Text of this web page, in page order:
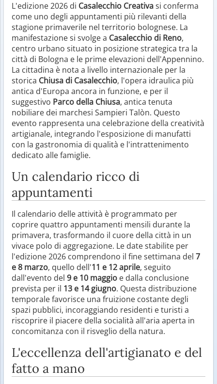
L'edizione 2026 di Casalecchio Creativasi conferma
come uno degli appuntamenti più rilevanti della
stagione primaverile nel territorio bolognese. La
manifestazione si svolge a Casalecchio di Reno,
centro urbano situato in posizione strategica tra la
città di Bologna e le prime elevazioni dell'Appennino.
La cittadina è nota a livello internazionale per la
storica Chiusa di Casalecchio, l'opera idraulica più
antica d'Europa ancora in funzione, e per il
suggestivo Parco della Chiusa, antica tenuta
nobiliare dei marchesi Sampieri Talòn. Questo
evento rappresenta una celebrazione della creatività
artigianale, integrando l'esposizione di manufatti
con la gastronomia di qualità e l'intrattenimento
dedicato alle famiglie.
Un calendario ricco di
appuntamenti
Il calendario delle attività è programmato per
coprire quattro appuntamenti mensili durante la
primavera, trasformando il cuore della città in un
vivace polo di aggregazione. Le date stabilite per
l'edizione 2026 comprendono il fine settimana del 7
e 8 marzo, quello dell'11 e 12 aprile, seguito
dall'evento del 9 e 10 maggio e dalla conclusione
prevista per il 13 e 14 giugno. Questa distribuzione
temporale favorisce una fruizione costante degli
spazi pubblici, incoraggiando residenti e turisti a
riscoprire il piacere della socialità all'aria aperta in
concomitanza con il risveglio della natura.
L'eccellenza dell'artigianato e del
fatto a mano